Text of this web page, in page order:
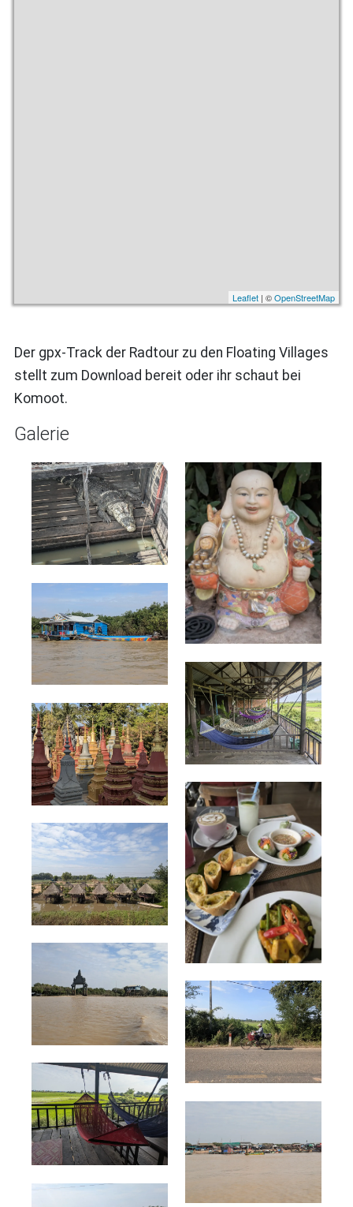
Leaflet | ©OpenStreetMap
Der gpx-Track der Radtour zu den Floating Villages
stellt zum Download bereit oder ihr schaut bei
Komoot.
Galerie